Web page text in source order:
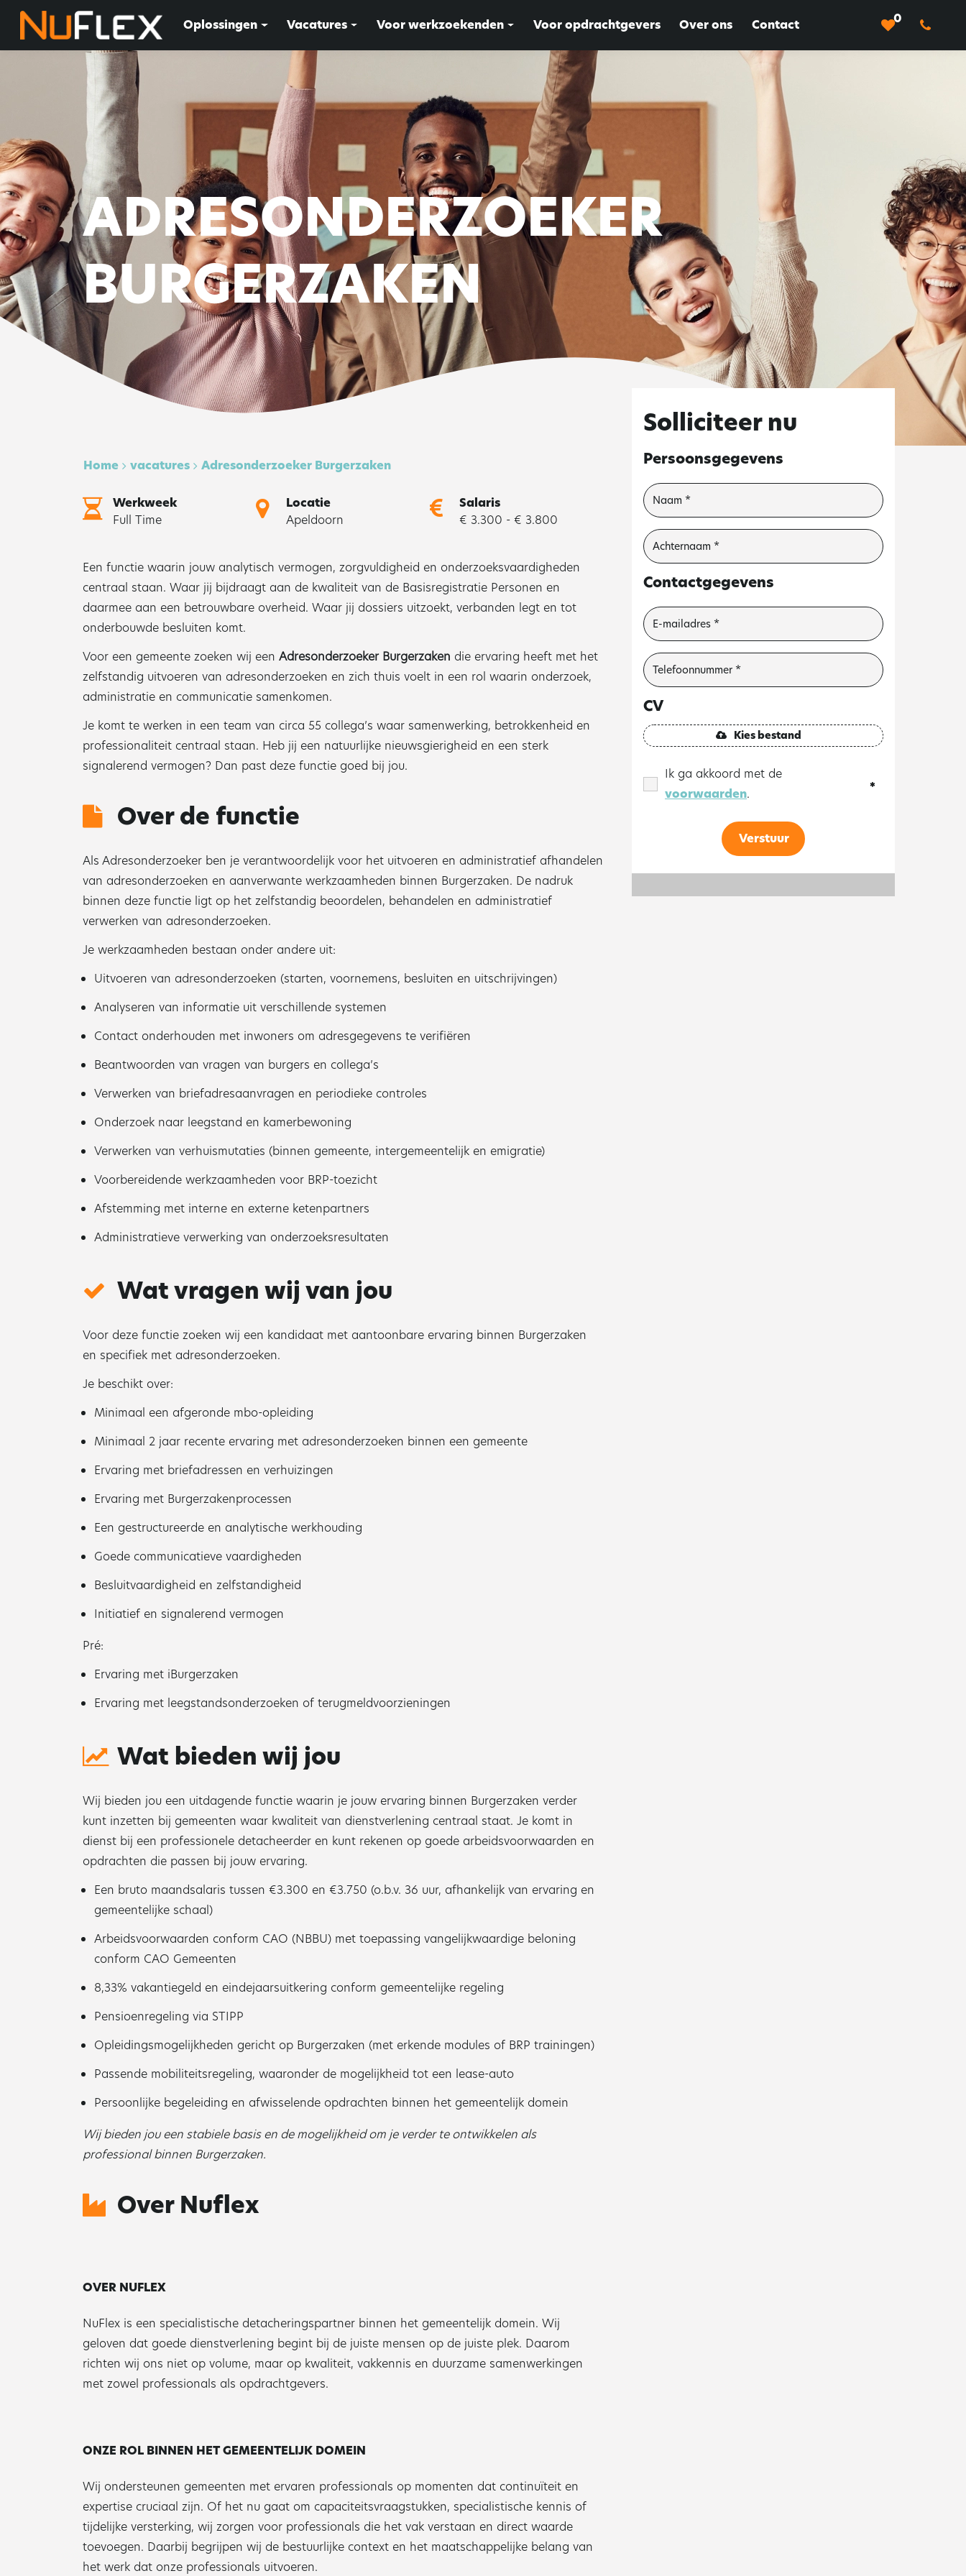
Oplossingen Vacatures Voor werkzoekenden Voor opdrachtgevers Over ons Contact 0
ADRESONDERZOEKER
BURGERZAKEN
Home vacatures Adresonderzoeker Burgerzaken
Werkweek
Full Time
Locatie
Apeldoorn
Salaris
€ 3.300 - € 3.800
Een functie waarin jouw analytisch vermogen, zorgvuldigheid en onderzoeksvaardigheden
centraal staan. Waar jij bijdraagt aan de kwaliteit van de Basisregistratie Personen en
daarmee aan een betrouwbare overheid. Waar jij dossiers uitzoekt, verbanden legt en tot
onderbouwde besluiten komt.
Voor een gemeente zoeken wij een Adresonderzoeker Burgerzaken die ervaring heeft met het
zelfstandig uitvoeren van adresonderzoeken en zich thuis voelt in een rol waarin onderzoek,
administratie en communicatie samenkomen.
Je komt te werken in een team van circa 55 collega’s waar samenwerking, betrokkenheid en
professionaliteit centraal staan. Heb jij een natuurlijke nieuwsgierigheid en een sterk
signalerend vermogen? Dan past deze functie goed bij jou.
Over de functie
Als Adresonderzoeker ben je verantwoordelijk voor het uitvoeren en administratief afhandelen
van adresonderzoeken en aanverwante werkzaamheden binnen Burgerzaken. De nadruk
binnen deze functie ligt op het zelfstandig beoordelen, behandelen en administratief
verwerken van adresonderzoeken.
Je werkzaamheden bestaan onder andere uit:
Uitvoeren van adresonderzoeken (starten, voornemens, besluiten en uitschrijvingen)
Analyseren van informatie uit verschillende systemen
Contact onderhouden met inwoners om adresgegevens te verifiëren
Beantwoorden van vragen van burgers en collega’s
Verwerken van briefadresaanvragen en periodieke controles
Onderzoek naar leegstand en kamerbewoning
Verwerken van verhuismutaties (binnen gemeente, intergemeentelijk en emigratie)
Voorbereidende werkzaamheden voor BRP-toezicht
Afstemming met interne en externe ketenpartners
Administratieve verwerking van onderzoeksresultaten
Wat vragen wij van jou
Voor deze functie zoeken wij een kandidaat met aantoonbare ervaring binnen Burgerzaken
en specifiek met adresonderzoeken.
Je beschikt over:
Minimaal een afgeronde mbo-opleiding
Minimaal 2 jaar recente ervaring met adresonderzoeken binnen een gemeente
Ervaring met briefadressen en verhuizingen
Ervaring met Burgerzakenprocessen
Een gestructureerde en analytische werkhouding
Goede communicatieve vaardigheden
Besluitvaardigheid en zelfstandigheid
Initiatief en signalerend vermogen
Pré:
Ervaring met iBurgerzaken
Ervaring met leegstandsonderzoeken of terugmeldvoorzieningen
Wat bieden wij jou
Wij bieden jou een uitdagende functie waarin je jouw ervaring binnen Burgerzaken verder
kunt inzetten bij gemeenten waar kwaliteit van dienstverlening centraal staat. Je komt in
dienst bij een professionele detacheerder en kunt rekenen op goede arbeidsvoorwaarden en
opdrachten die passen bij jouw ervaring.
Een bruto maandsalaris tussen €3.300 en €3.750 (o.b.v. 36 uur, afhankelijk van ervaring en
gemeentelijke schaal)
Arbeidsvoorwaarden conform CAO (NBBU) met toepassing vangelijkwaardige beloning
conform CAO Gemeenten
8,33% vakantiegeld en eindejaarsuitkering conform gemeentelijke regeling
Pensioenregeling via STIPP
Opleidingsmogelijkheden gericht op Burgerzaken (met erkende modules of BRP trainingen)
Passende mobiliteitsregeling, waaronder de mogelijkheid tot een lease-auto
Persoonlijke begeleiding en afwisselende opdrachten binnen het gemeentelijk domein
Wij bieden jou een stabiele basis en de mogelijkheid om je verder te ontwikkelen als
professional binnen Burgerzaken.
Over Nuflex
OVER NUFLEX
NuFlex is een specialistische detacheringspartner binnen het gemeentelijk domein. Wij
geloven dat goede dienstverlening begint bij de juiste mensen op de juiste plek. Daarom
richten wij ons niet op volume, maar op kwaliteit, vakkennis en duurzame samenwerkingen
met zowel professionals als opdrachtgevers.
ONZE ROL BINNEN HET GEMEENTELIJK DOMEIN
Wij ondersteunen gemeenten met ervaren professionals op momenten dat continuïteit en
expertise cruciaal zijn. Of het nu gaat om capaciteitsvraagstukken, specialistische kennis of
tijdelijke versterking, wij zorgen voor professionals die het vak verstaan en direct waarde
toevoegen. Daarbij begrijpen wij de bestuurlijke context en het maatschappelijke belang van
het werk dat onze professionals uitvoeren.
Solliciteer nu
Persoonsgegevens
Contactgegevens
CV
Kies bestand
Ik ga akkoord met de
voorwaarden.
Verstuur